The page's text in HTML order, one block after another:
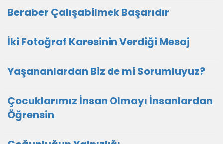
Beraber Çalışabilmek Başarıdır
İki Fotoğraf Karesinin Verdiği Mesaj
Yaşananlardan Biz de mi Sorumluyuz?
Çocuklarımız İnsan Olmayı İnsanlardan
Öğrensin